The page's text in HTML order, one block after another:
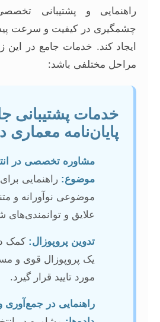
راهنمایی و پشتیبانی
چشمگیری در کیفیت و سرعت
ایجاد کند. خدمات جامع در این
مراحل مختلفی باشد:
خدمات پشتیبانی
پایان‌نامه معماری
مشاوره تخصصی در
موضوع: راهنمایی
موضوعی نوآورانه و
علایق و توانمندی‌های
تدوین پروپوزال: کمک
یک پروپوزال قوی و
مورد تایید قرار گیرد.
راهنمایی در جمع‌آوری